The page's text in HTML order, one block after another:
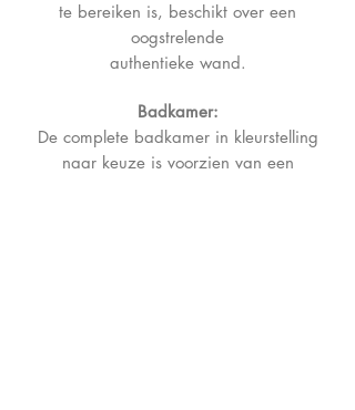
te bereiken is, beschikt over een
oogstrelende
authentieke wand.
Badkamer:
De complete badkamer in kleurstelling
naar keuze is voorzien van een